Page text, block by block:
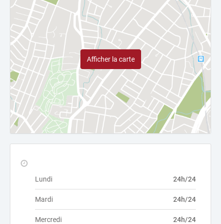
Afficher la carte
Lundi 24h/24
Mardi 24h/24
Mercredi 24h/24